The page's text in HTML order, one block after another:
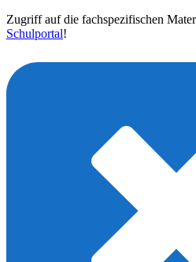
Zugriff auf die fachspezifischen
Schulportal!